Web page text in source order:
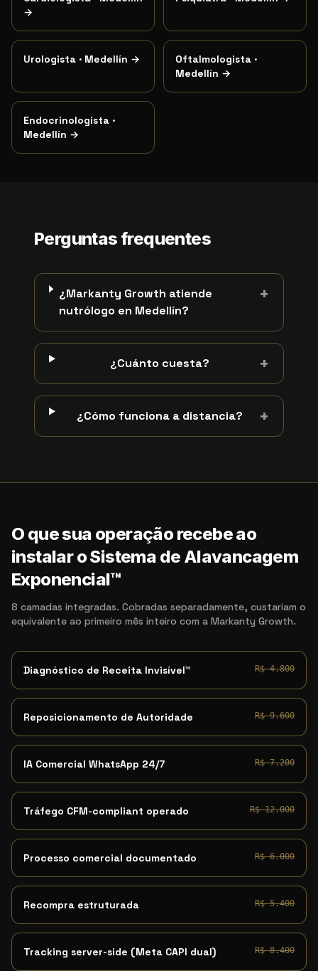
→
Urologista · Medellín → Oftalmologista ·
Medellín →
Endocrinologista ·
Medellín →
Perguntas frequentes
¿Markanty Growth atiende
nutrólogo en Medellín?
+
¿Cuánto cuesta? +
¿Cómo funciona a distancia? +
O que sua operação recebe ao
instalar o Sistema de Alavancagem
Exponencial™
8 camadas integradas. Cobradas separadamente, custariam o
equivalente ao primeiro mês inteiro com a Markanty Growth.
Diagnóstico de Receita Invisível™ R$ 4.800
Reposicionamento de Autoridade R$ 9.600
IA Comercial WhatsApp 24/7 R$ 7.200
Tráfego CFM-compliant operado R$ 12.000
Processo comercial documentado R$ 6.000
Recompra estruturada R$ 5.400
Tracking server-side (Meta CAPI dual) R$ 8.400